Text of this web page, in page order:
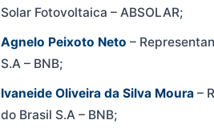
Solar Fotovoltaica – ABSOLAR;
Agnelo Peixoto Neto –
S.A – BNB;
Ivaneide Oliveira da Silva Moura –
do Brasil S.A – BNB;